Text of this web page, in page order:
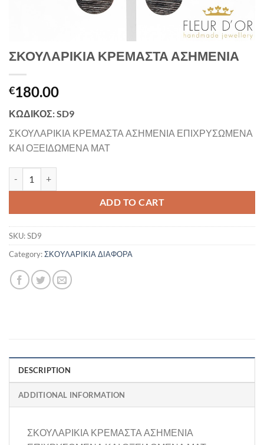
ΣΚΟΥΛΑΡΙΚΙΑ ΚΡΕΜΑΣΤΑ ΑΣΗΜΕΝΙΑ
€180.00
ΚΩΔΙΚΟΣ: SD9
ΣΚΟΥΛΑΡΙΚΙΑ ΚΡΕΜΑΣΤΑ ΑΣΗΜΕΝΙΑ ΕΠΙΧΡΥΣΩΜΕΝΑ
ΚΑΙ ΟΞΕΙΔΩΜΕΝΑ ΜΑΤ
ADD TO CART
SKU:SD9
Category:ΣΚΟΥΛΑΡΙΚΙΑ ΔΙΑΦΟΡΑ
DESCRIPTION
ADDITIONAL INFORMATION
ΣΚΟΥΛΑΡΙΚΙΑ ΚΡΕΜΑΣΤΑ ΑΣΗΜΕΝΙΑ